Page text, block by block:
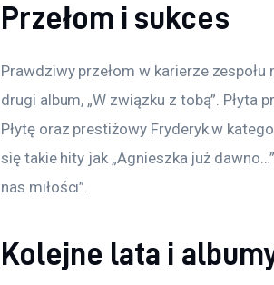
Przełom i sukces
Prawdziwy przełom w karierze
drugi album, „W związku z tobą”. Płyta
Płytę oraz prestiżowy Fryderyk w
się takie hity jak „Agnieszka już
nas miłości”.
Kolejne lata i